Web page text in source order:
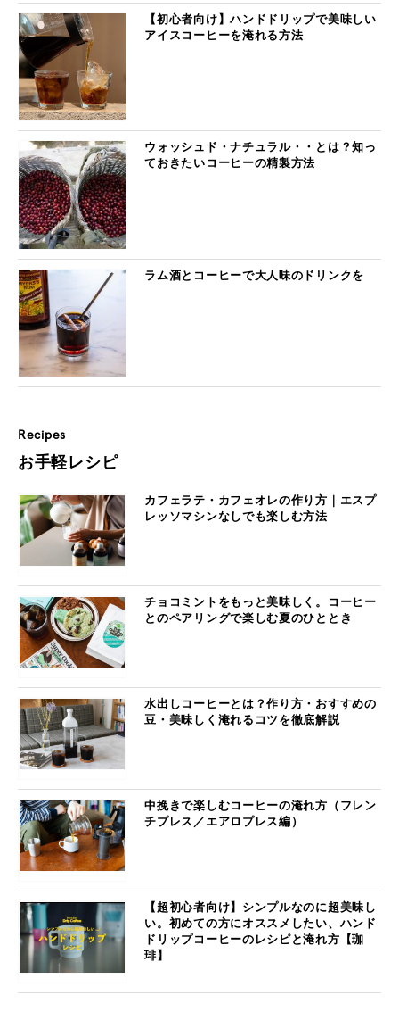
【初心者向け】ハンドドリップで美味しい
アイスコーヒーを淹れる方法
ウォッシュド・ナチュラル・・とは？知っ
ておきたいコーヒーの精製方法
ラム酒とコーヒーで大人味のドリンクを
Recipes
お手軽レシピ
カフェラテ・カフェオレの作り方｜エスプ
レッソマシンなしでも楽しむ方法
チョコミントをもっと美味しく。コーヒー
とのペアリングで楽しむ夏のひととき
水出しコーヒーとは？作り方・おすすめの
豆・美味しく淹れるコツを徹底解説
中挽きで楽しむコーヒーの淹れ方（フレン
チプレス／エアロプレス編）
【超初心者向け】シンプルなのに超美味し
い。初めての方にオススメしたい、ハンド
ドリップコーヒーのレシピと淹れ方【珈
琲】